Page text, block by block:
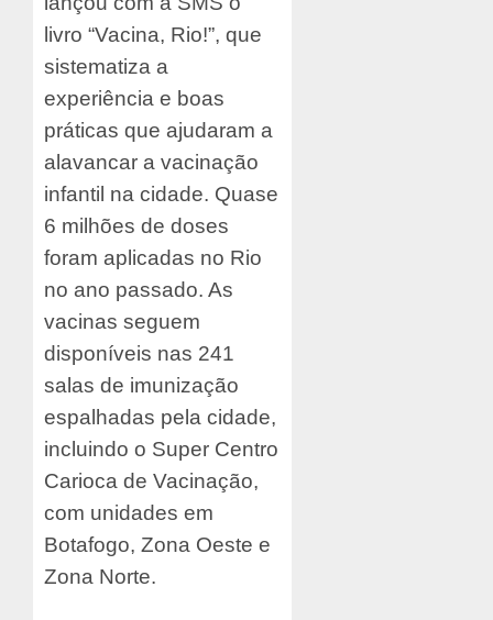
livro “Vacina, Rio!”, que
sistematiza a
experiência e boas
práticas que ajudaram a
alavancar a vacinação
infantil na cidade. Quase
6 milhões de doses
foram aplicadas no Rio
no ano passado. As
vacinas seguem
disponíveis nas 241
salas de imunização
espalhadas pela cidade,
incluindo o Super Centro
Carioca de Vacinação,
com unidades em
Botafogo, Zona Oeste e
Zona Norte.